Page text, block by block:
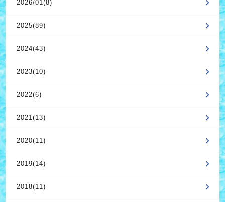
2026/01(8)
2025(89)
2024(43)
2023(10)
2022(6)
2021(13)
2020(11)
2019(14)
2018(11)